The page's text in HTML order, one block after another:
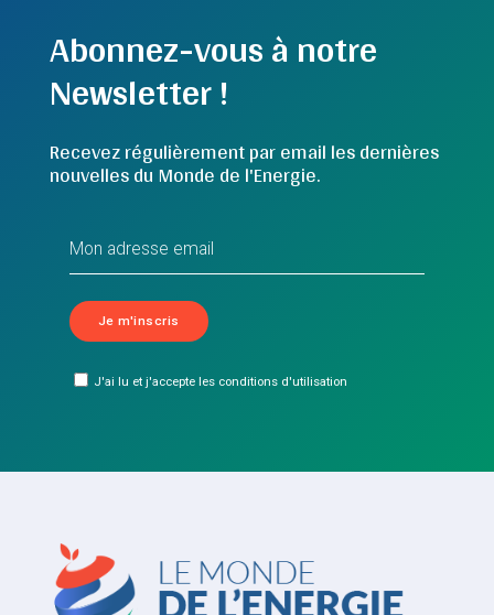
Abonnez-vous à notre
Newsletter !
Recevez régulièrement par email les dernières
nouvelles du Monde de l'Energie.
J'ai lu et j'accepte les conditions d'utilisation